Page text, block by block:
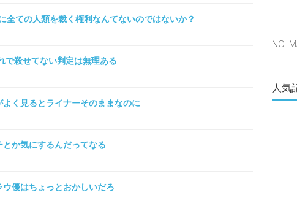
全ての人類を裁く権利なんてないのではないか？
で殺せてない判定は無理ある
よく見るとライナーそのままなのに
とか気にするんだってなる
ウ優はちょっとおかしいだろ
NO
人気